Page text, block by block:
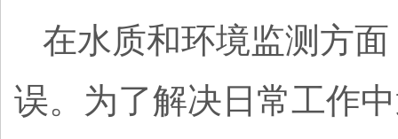
在水质和环境监测方
误。为了解决日常工作